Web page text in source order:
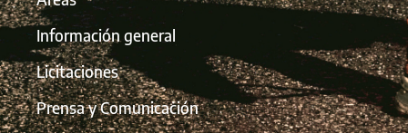
Información general
Licitaciones
Prensa y Comunicación